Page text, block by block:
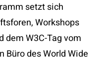
setzt sich
Workshops
dem W3C-Tag vom
Büro des World Wide